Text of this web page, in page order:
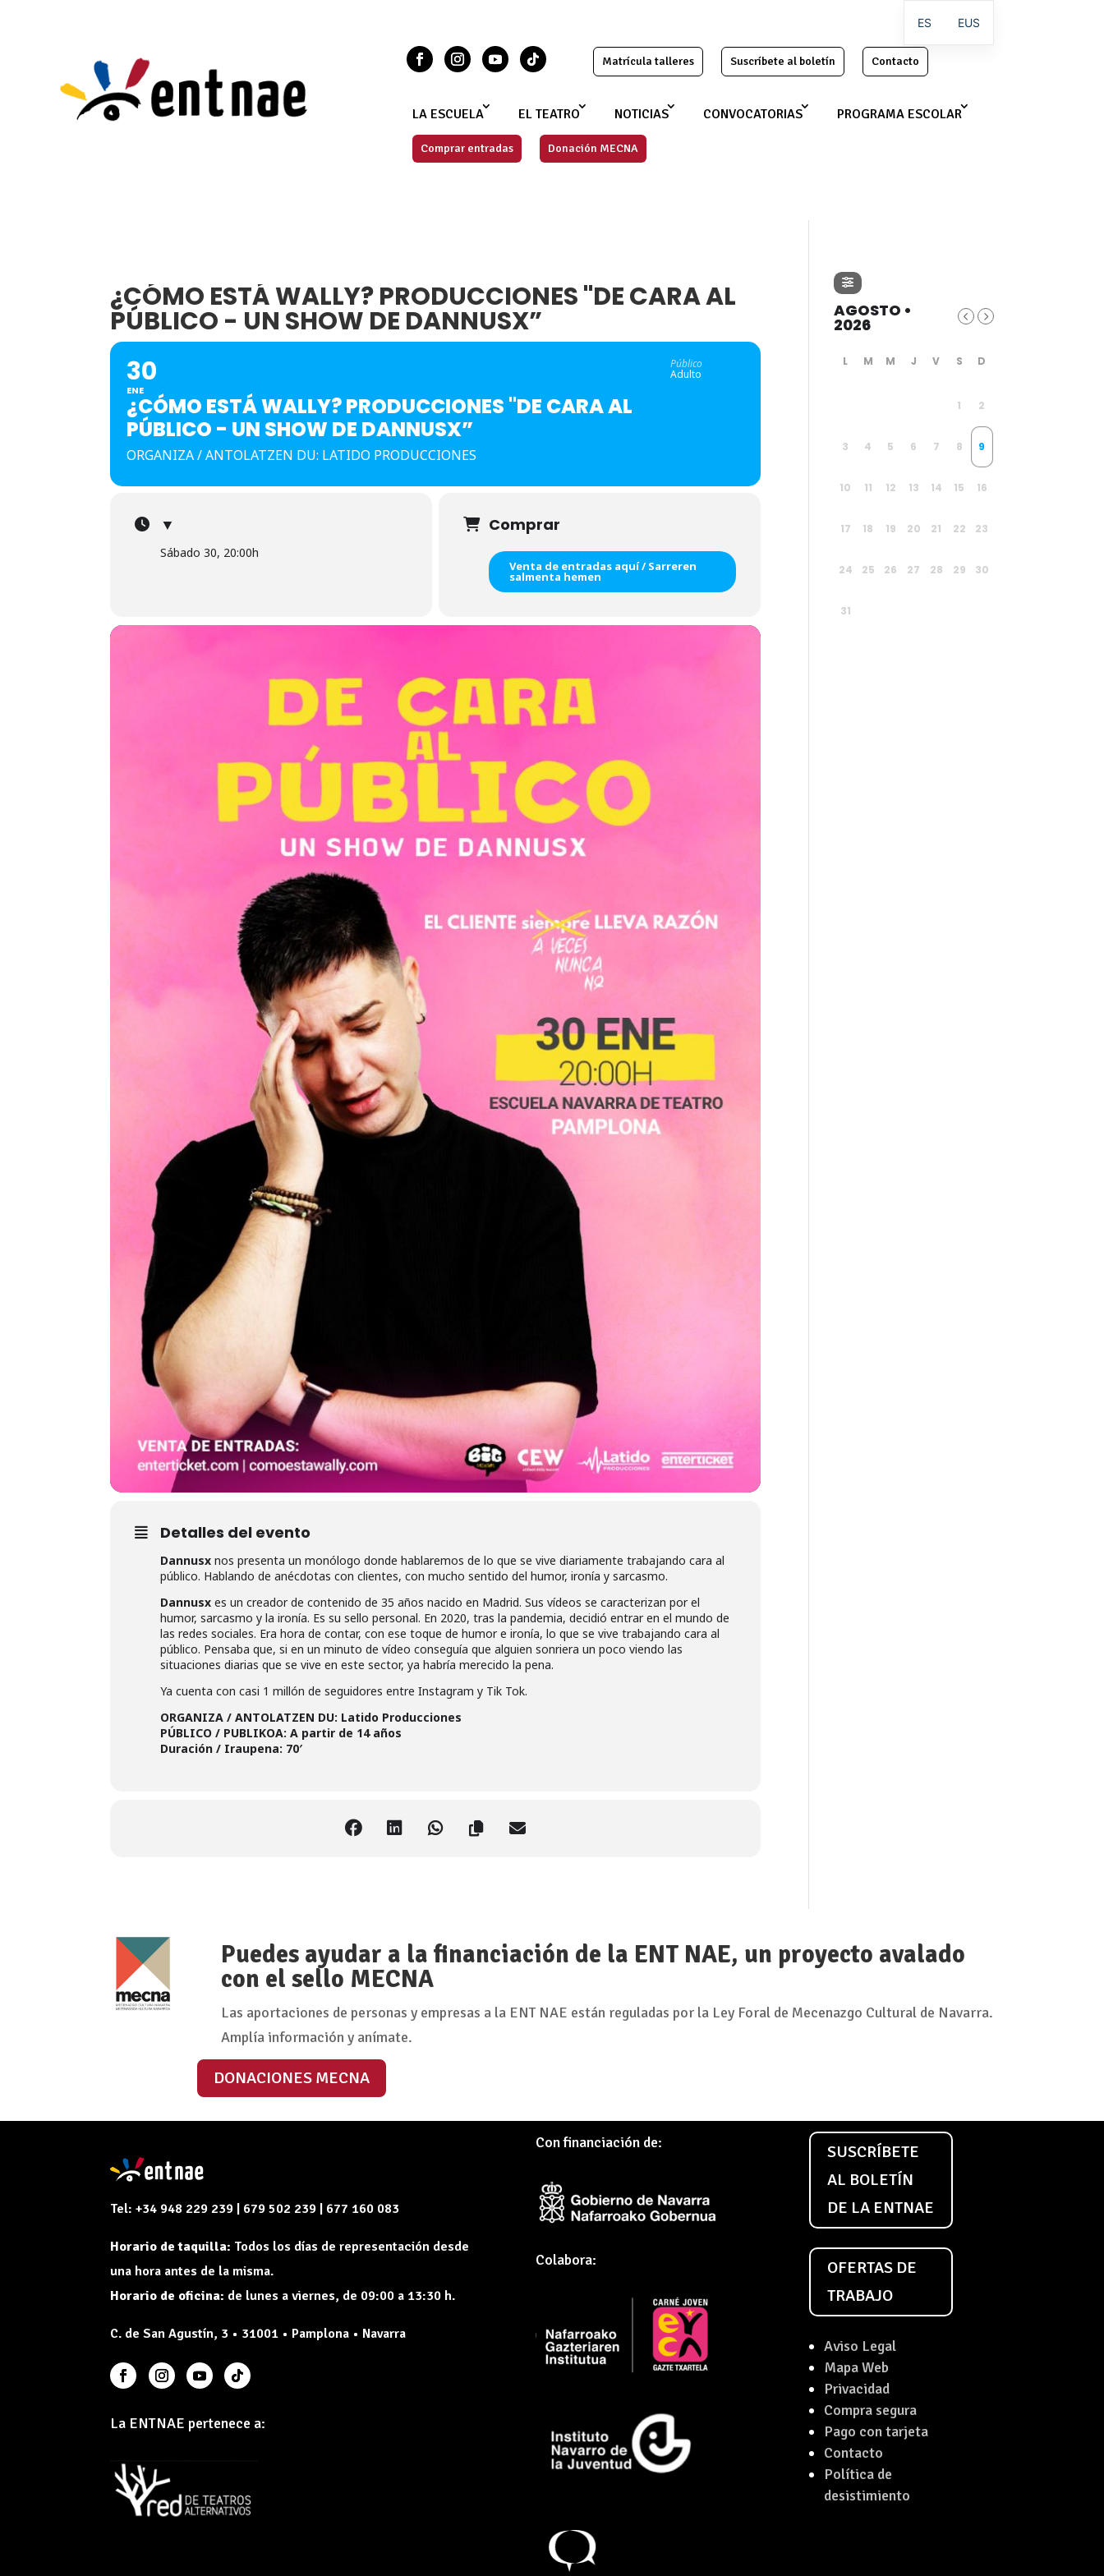
Matrícula talleres Suscríbete al boletín Contacto
LA ESCUELA EL TEATRO NOTICIAS CONVOCATORIAS PROGRAMA ESCOLAR
Comprar entradas Donación MECNA
¿CÓMO ESTÁ WALLY? PRODUCCIONES "DE CARA AL
PÚBLICO - UN SHOW DE DANNUSX”
30
ENE
¿CÓMO ESTÁ WALLY? PRODUCCIONES "DE CARA AL
PÚBLICO - UN SHOW DE DANNUSX”
ORGANIZA / ANTOLATZEN DU: LATIDO PRODUCCIONES
Público
Adulto
▼
Sábado 30, 20:00h
Comprar
Venta de entradas aquí / Sarreren
salmenta hemen
Detalles del evento
Dannusx nos presenta un monólogo donde hablaremos de lo que se vive diariamente trabajando cara al
público. Hablando de anécdotas con clientes, con mucho sentido del humor, ironía y sarcasmo.
Dannusxes un creador de contenido de 35 años nacido en Madrid. Sus vídeos se caracterizan por el
humor, sarcasmo y la ironía. Es su sello personal. En 2020, tras la pandemia, decidió entrar en el mundo de
las redes sociales. Era hora de contar, con ese toque de humor e ironía, lo que se vive trabajando cara al
público. Pensaba que, si en un minuto de vídeo conseguía que alguien sonriera un poco viendo las
situaciones diarias que se vive en este sector, ya habría merecido la pena.
Ya cuenta con casi 1 millón de seguidores entre Instagram y Tik Tok.
ORGANIZA / ANTOLATZEN DU: Latido Producciones
PÚBLICO / PUBLIKOA: A partir de 14 años
Duración / Iraupena: 70′
AGOSTO •
2026
1 2
3 4 5 6 7 8 9
10 11 12 13 14 15 16
17 18 19 20 21 22 23
24 25 26 27 28 29 30
31
Puedes ayudar a la financiación de la ENT NAE, un proyecto avalado
con el sello MECNA
Las aportaciones de personas y empresas a la ENT NAE están reguladas por la Ley Foral de Mecenazgo Cultural de Navarra.
Amplía información y anímate.
DONACIONES MECNA
Tel: +34 948 229 239 | 679 502 239 | 677 160 083
Horario de taquilla: Todos los días de representación desde
una hora antes de la misma.
Horario de oficina: de lunes a viernes, de 09:00 a 13:30 h.
C. de San Agustín, 3 • 31001 • Pamplona • Navarra
La ENTNAE pertenece a:
Con financiación de:
Colabora:
SUSCRÍBETE
AL BOLETÍN
DE LA ENTNAE
OFERTAS DE
TRABAJO
Aviso Legal
Mapa Web
Privacidad
Compra segura
Pago con tarjeta
Contacto
Política de
desistimiento
ES EUS